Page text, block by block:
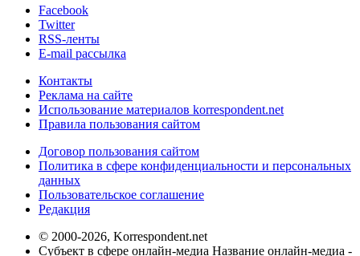
Facebook
Twitter
RSS-ленты
E-mail рассылка
Контакты
Реклама на сайте
Использование материалов korrespondent.net
Правила пользования сайтом
Договор пользования сайтом
Политика в сфере конфиденциальности и персональных
данных
Пользовательское соглашение
Редакция
© 2000-2026, Korrespondent.net
Субъект в сфере онлайн-медиа Название онлайн-медиа -